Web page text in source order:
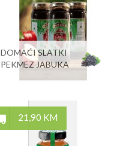
DOMAĆI SLATKI
PEKMEZ JABUKA
21,90 KM